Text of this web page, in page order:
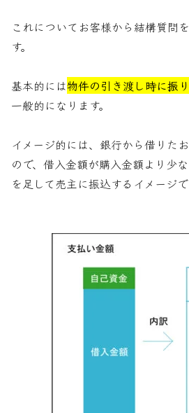
これについてお客様から結構質問
す。
基本的には物件の引き渡し時に振
一般的になります。
イメージ的には、銀行から借りた
ので、借入金額が購入金額より少
を足して売主に振込するイメージで